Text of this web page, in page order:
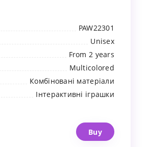
PAW22301
Unisex
From 2 years
Multicolored
Комбіновані матеріали
Інтерактивні іграшки
Buy